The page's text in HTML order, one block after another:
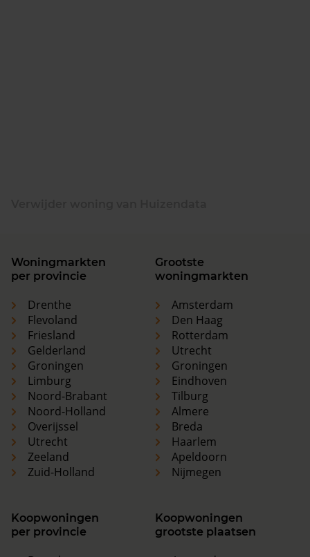
Woningmarkten
per provincie
Drenthe
Flevoland
Friesland
Gelderland
Groningen
Limburg
Noord-Brabant
Noord-Holland
Overijssel
Utrecht
Zeeland
Zuid-Holland
Grootste
woningmarkten
Amsterdam
Den Haag
Rotterdam
Utrecht
Groningen
Eindhoven
Tilburg
Almere
Breda
Haarlem
Apeldoorn
Nijmegen
Koopwoningen
per provincie
Koopwoningen
grootste plaatsen